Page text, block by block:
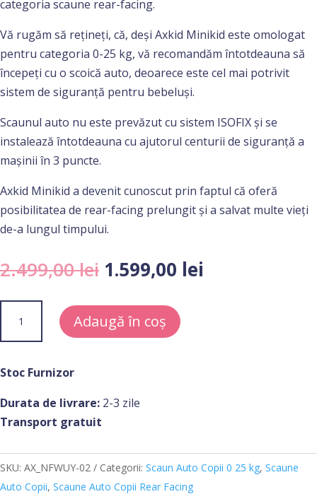
categoria scaune rear-facing.
Vă rugăm să rețineți, că, deși Axkid Minikid este omologat
pentru categoria 0-25 kg, vă recomandăm întotdeauna să
începeți cu o scoică auto, deoarece este cel mai potrivit
sistem de siguranță pentru bebeluși.
Scaunul auto nu este prevăzut cu sistem ISOFIX și se
instalează întotdeauna cu ajutorul centurii de siguranță a
mașinii în 3 puncte.
Axkid Minikid a devenit cunoscut prin faptul că oferă
posibilitatea de rear-facing prelungit și a salvat multe vieți
de-a lungul timpului.
2.499,00lei Prețul
a
fost:
2.499,00 lei.
1.599,00 lei
Scaun
Auto
Copii
Facing
Axkid
2
(2022/23)
Adaugă în coș
Stoc Furnizor
Durata de livrare: 2-3 zile
Transport gratuit
SKU: AX_NFWUY-02 Categorii: Scaun Auto Copii 0 25 kg, Scaune
Auto Copii, Scaune Auto Copii Rear Facing